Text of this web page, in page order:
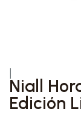
Niall
Edición